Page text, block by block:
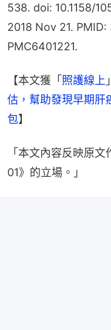
538. doi: 10.1158/
2018 Nov 21.
PMC6401221.
【本文獲「照護線上
估，幫助發現早期肝
包】
「本文內容反映原
01》的立場。」